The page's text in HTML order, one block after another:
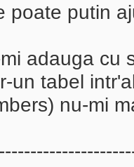
poate putin
adauga cu
un tabel
nu-mi